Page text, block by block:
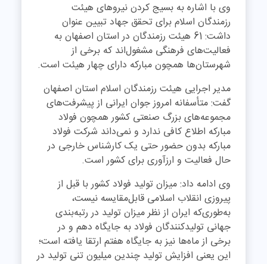
وی با اشاره به بسیج کردن نیروهای هیئت
رزمندگان اسلام برای تحقق جهاد تبیین عنوان
داشت: 61 هیئت رزمندگان در استان اصفهان به
فعالیت‌های فرهنگی مشغول‌اند که برخی از
شهرستان‌ها همچون مبارکه دارای چهار هیئت است.
مدیر اجرایی هیئت رزمندگان اسلام استان اصفهان
گفت: متأسفانه امروز جوان ایرانی از پیشرفت‌های
مجموعه‌های بزرگ صنعتی کشور همچون فولاد
مبارکه اطلاع کافی ندارد و نمی‌داند شرکت فولاد
مبارکه بدون حضور حتی یک کارشناس خارجی در
حال فعالیت و ارزآوری برای کشور است.
وی ادامه داد: میزان تولید فولاد کشور با قبل از
پیروزی انقلاب اسلامی قابل‌مقایسه نیست،
به‌طوری‌که ایران از نظر میزان تولید در رتبه‌بندی
جهانی تولیدکنندگان فولاد به جایگاه دهم و در
برخی از ماه‌ها نیز به جایگاه هفتم ارتقا یافته است؛
این یعنی افزایش تولید چندین میلیون تنی تولید در